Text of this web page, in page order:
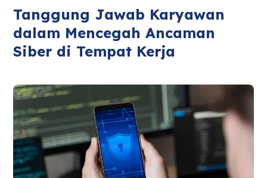
Tanggung Jawab Karyawan
dalam Mencegah Ancaman
Siber di Tempat Kerja